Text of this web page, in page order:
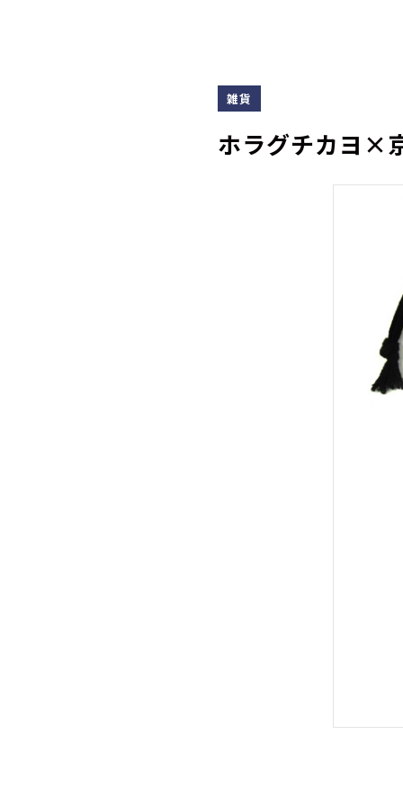
雑貨
ホラグチカヨ×